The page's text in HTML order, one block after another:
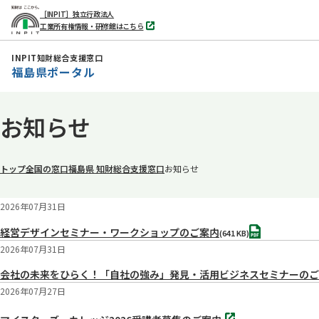
文
へ
［INPIT］独立行政法人
工業所有権情報・研修館はこちら
別
タ
INPIT知財総合支援窓口
福島県ポータル
お知らせ
トップ全国の窓口福島県 知財総合支援窓口お知らせ
2026年07月31日
経営デザインセミナー・ワークショップのご案内(641 KB)PDF
2026年07月31日
会社の未来をひらく！「自社の強み」発見・活用ビジネスセミナーの
2026年07月27日
別